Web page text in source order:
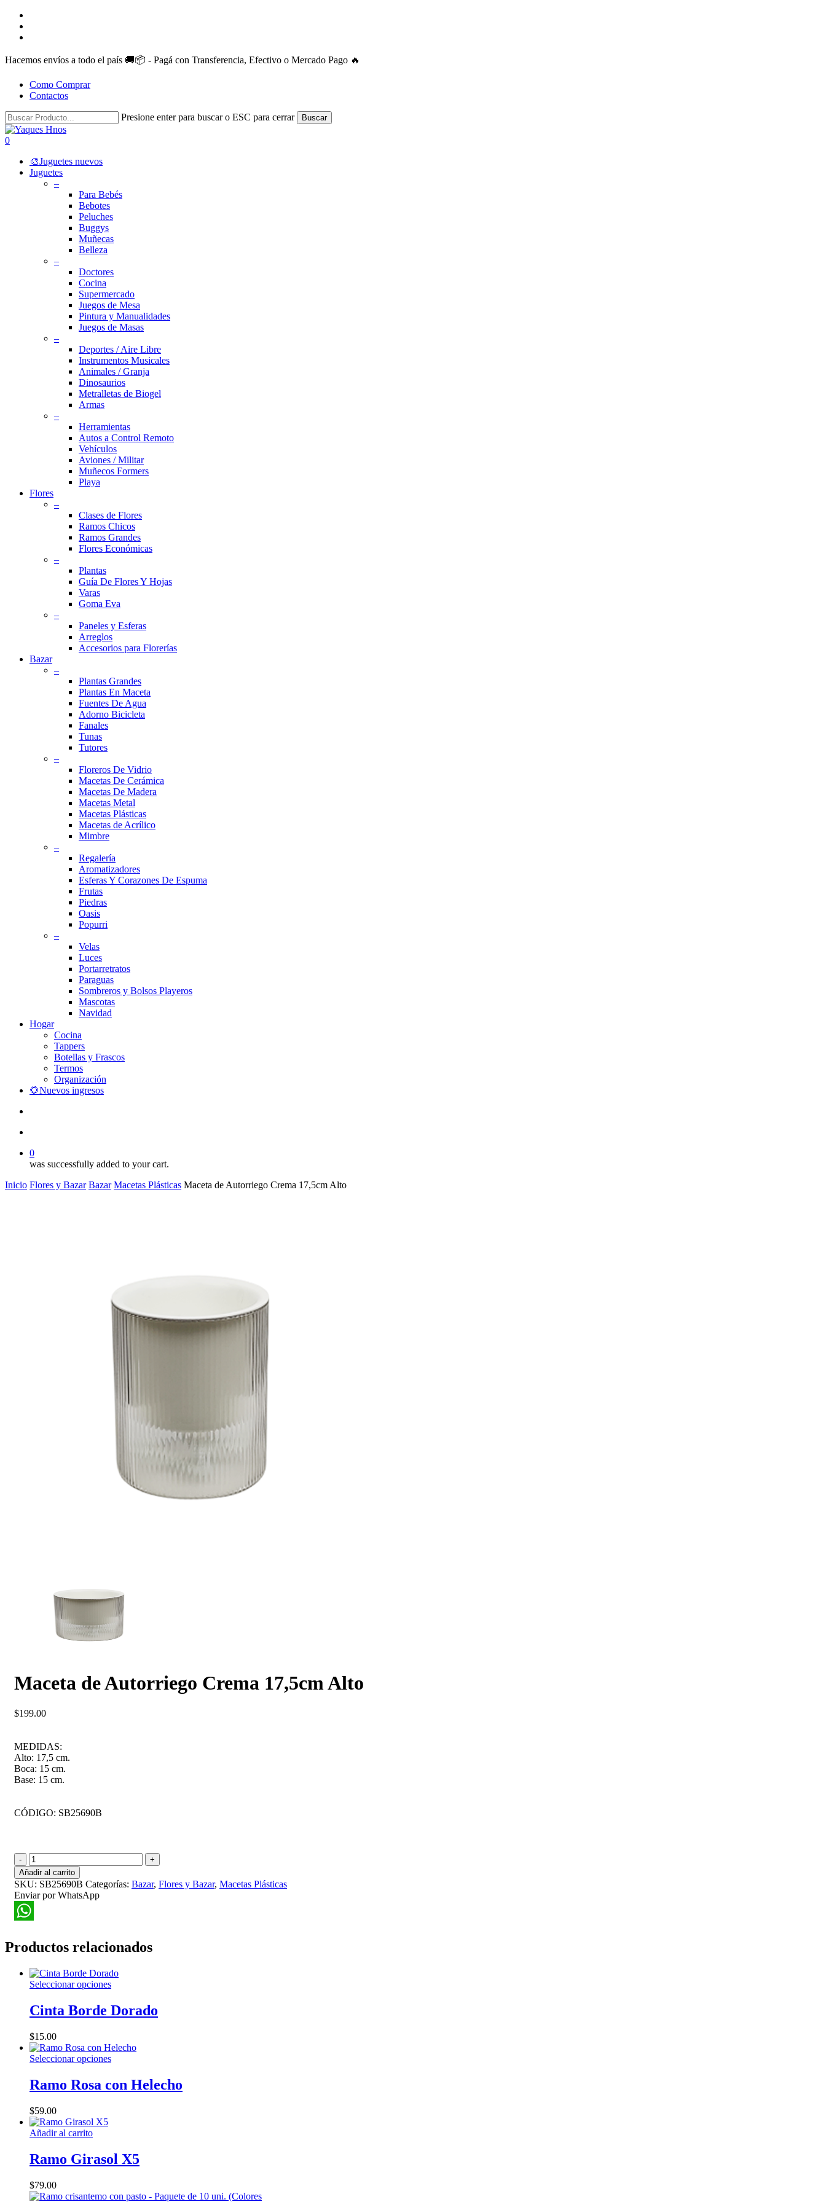
Skip
main
Hacemos envíos a todo el país 🚚📦 - Pagá con Transferencia, Efectivo o Mercado Pago 🔥
Como Comprar
Contactos
Presione enter para buscar o ESC para cerrar Buscar
Close
Search
search
account
0
🎨Juguetes nuevos
Juguetes
–
Para Bebés
Bebotes
Peluches
Buggys
Muñecas
Belleza
–
Doctores
Cocina
Supermercado
Juegos de Mesa
Pintura y Manualidades
Juegos de Masas
–
Deportes / Aire Libre
Instrumentos Musicales
Animales / Granja
Dinosaurios
Metralletas de Biogel
Armas
–
Herramientas
Autos a Control Remoto
Vehículos
Aviones / Militar
Muñecos Formers
Playa
Flores
–
Clases de Flores
Ramos Chicos
Ramos Grandes
Flores Económicas
–
Plantas
Guía De Flores Y Hojas
Varas
Goma Eva
–
Paneles y Esferas
Arreglos
Accesorios para Florerías
Bazar
–
Plantas Grandes
Plantas En Maceta
Fuentes De Agua
Adorno Bicicleta
Fanales
Tunas
Tutores
–
Floreros De Vidrio
Macetas De Cerámica
Macetas De Madera
Macetas Metal
Macetas Plásticas
Macetas de Acrílico
Mimbre
–
Regalería
Aromatizadores
Esferas Y Corazones De Espuma
Frutas
Piedras
Oasis
Popurri
–
Velas
Luces
Portarretratos
Paraguas
Sombreros y Bolsos Playeros
Mascotas
Navidad
Hogar
Cocina
Tappers
Botellas y Frascos
Termos
Organización
🌻Nuevos ingresos
0
was successfully added to your cart.
Inicio Flores y Bazar Bazar Macetas Plásticas Maceta de Autorriego Crema 17,5cm Alto
Maceta de Autorriego Crema 17,5cm Alto
$199.00
MEDIDAS:
Alto: 17,5 cm.
Boca: 15 cm.
Base: 15 cm.
CÓDIGO: SB25690B
Maceta
de
Autorriego
Crema
17,5cm
Alto
cantidad
Añadir al carrito
SKU: SB25690B Categorías: Bazar, Flores y Bazar, Macetas Plásticas
Enviar por WhatsApp
Productos relacionados
Seleccionar opcionesEste
tiene
múltiples
opciones
se
elegir
en
Cinta Borde Dorado
$15.00
Seleccionar opcionesEste
múltiples
elegir
en
Ramo Rosa con Helecho
$59.00
Añadir al carrito
Ramo Girasol X5
$79.00